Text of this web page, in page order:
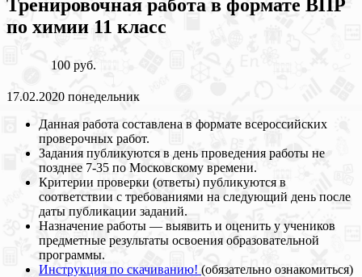
Тренировочная работа в формате ВПР
по химии 11 класс
100 руб.
17.02.2020 понедельник
Данная работа составлена в формате всероссийских
проверочных работ.
Задания публикуются в день проведения работы не
позднее 7-35 по Московскому времени.
Критерии проверки (ответы) публикуются в
соответствии с требованиями на следующий день после
даты публикации заданий.
Назначение работы — выявить и оценить у учеников
предметные результаты освоения образовательной
программы.
Инструкция по скачиванию! (обязательно ознакомиться)